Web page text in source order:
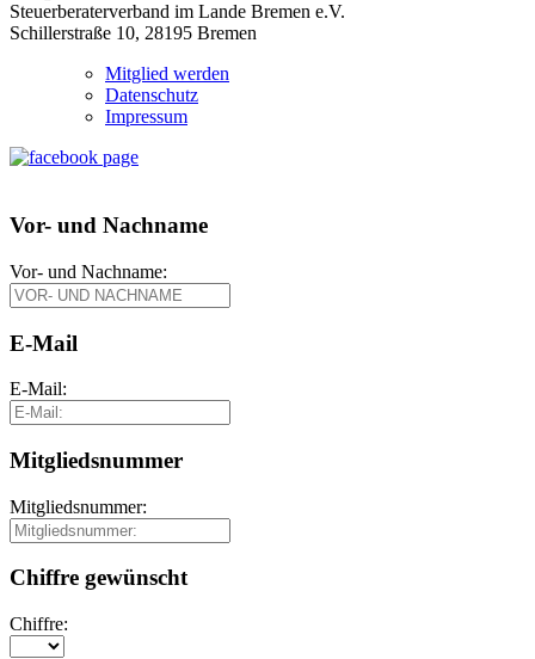
Steuerberaterverband im Lande Bremen e.V.
Schillerstraße 10, 28195 Bremen
Mitglied werden
Datenschutz
Impressum
Vor- und Nachname
Vor- und Nachname:
E-Mail
E-Mail:
Mitgliedsnummer
Mitgliedsnummer:
Chiffre gewünscht
Chiffre: